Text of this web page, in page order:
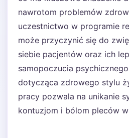
nawrotom problemów
uczestnictwo w programie
może przyczynić się do
siebie pacjentów oraz ich
samopoczucia
dotycząca zdrowego stylu
pracy pozwala na unikanie
kontuzjom i bólom pleców w